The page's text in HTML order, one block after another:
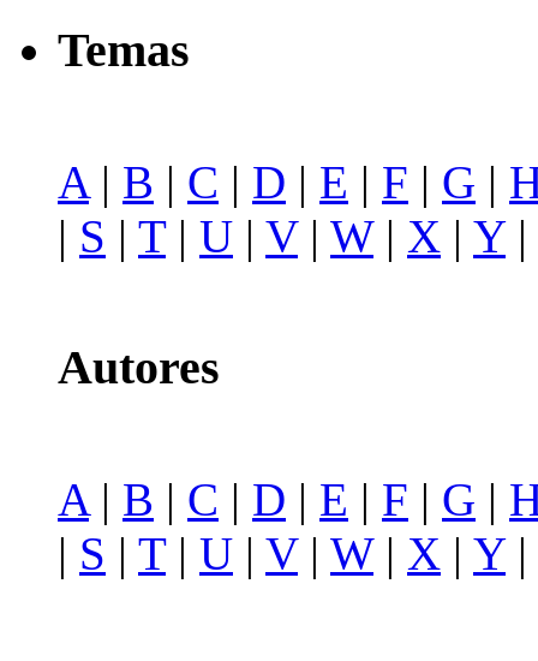
Temas
A | B | C | D | E | F | G |
| S | T| U | V| W| X | Y|
Autores
A| B | C | D | E | F | G |
| S | T| U | V| W| X | Y|